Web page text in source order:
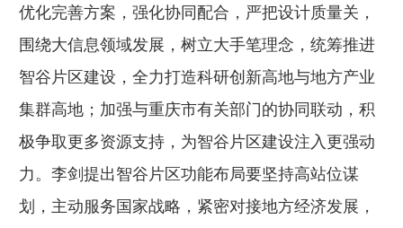
优化完善方案，强化协同配合，严把设计质量关，
围绕大信息领域发展，树立大手笔理念，统筹推进
智谷片区建设，全力打造科研创新高地与地方产业
集群高地；加强与重庆市有关部门的协同联动，积
极争取更多资源支持，为智谷片区建设注入更强动
力。李剑提出智谷片区功能布局要坚持高站位谋
划，主动服务国家战略，紧密对接地方经济发展，